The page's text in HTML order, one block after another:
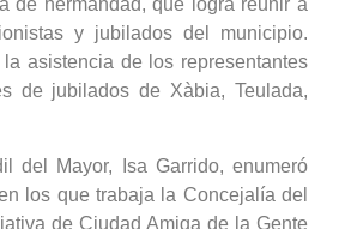
de hermandad, que logra reunir a
y jubilados del municipio.
asistencia de los representantes
de jubilados de Xàbia, Teulada,
del Mayor, Isa Garrido, enumeró
los que trabaja la Concejalía del
de Ciudad Amiga de la Gente